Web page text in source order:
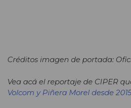
Créditos imagen de portada:
Vea acá el reportaje de CIPER
Volcom y Piñera Morel desde 2015